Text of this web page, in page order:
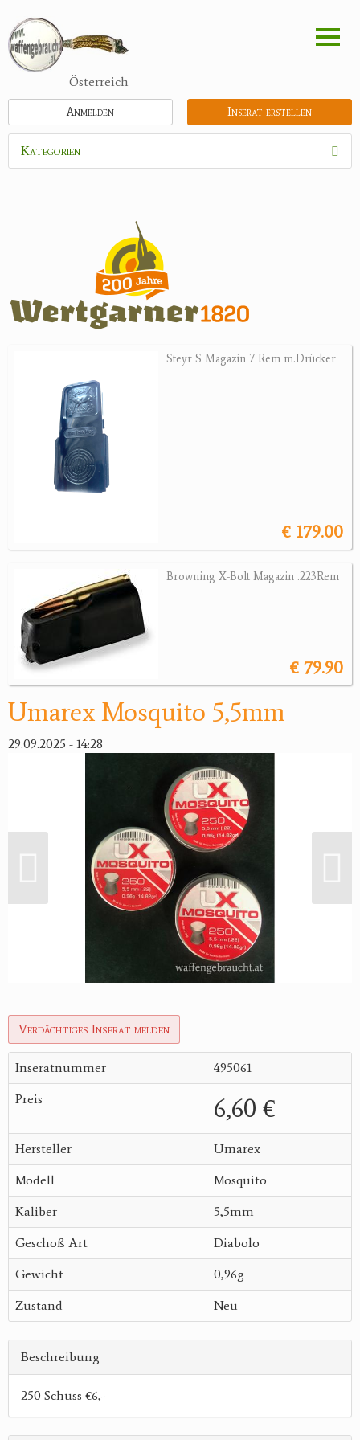
zum
Inhalt
Österreich
Inserat erstellen
Anmelden
Kategorien
Schrotmunition
Büchsenpatronen
Faustfeuerwaffen
Randfeuerwaffen
Bogensport
Zubehör
Antikes
Geschenke
Steyr S Magazin 7 Rem m.Drücker
€ 179.00
Browning X-Bolt Magazin .223Rem
€ 79.90
Umarex Mosquito 5,5mm
29.09.2025 - 14:28
Verdächtiges Inserat melden
Inseratnummer 495061
Preis 6,60 €
Hersteller Umarex
Modell Mosquito
Kaliber 5,5mm
Geschoß Art Diabolo
Gewicht 0,96g
Zustand Neu
Beschreibung
250 Schuss €6,-